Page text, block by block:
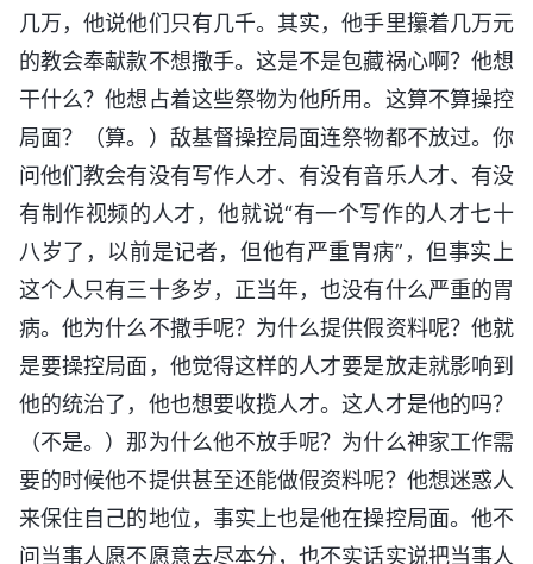
几万，他说他们只有几千。其实，他手里攥着几万元
的教会奉献款不想撒手。这是不是包藏祸心啊？他想
干什么？他想占着这些祭物为他所用。这算不算操控
局面？（算。）敌基督操控局面连祭物都不放过。你
问他们教会有没有写作人才、有没有音乐人才、有没
有制作视频的人才，他就说“有一个写作的人才七十
八岁了，以前是记者，但他有严重胃病”，但事实上
这个人只有三十多岁，正当年，也没有什么严重的胃
病。他为什么不撒手呢？为什么提供假资料呢？他就
是要操控局面，他觉得这样的人才要是放走就影响到
他的统治了，他也想要收揽人才。这人才是他的吗？
（不是。）那为什么他不放手呢？为什么神家工作需
要的时候他不提供甚至还能做假资料呢？他想迷惑人
来保住自己的地位，事实上也是他在操控局面。他不
问当事人愿不愿意去尽本分，也不实话实说把当事人